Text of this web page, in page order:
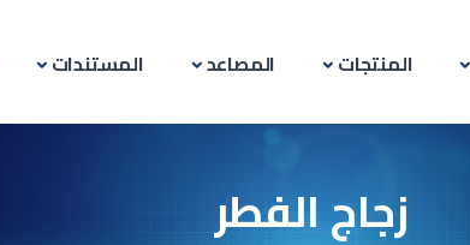
المنتجات المصاعد المستندات
زجاج الفطر